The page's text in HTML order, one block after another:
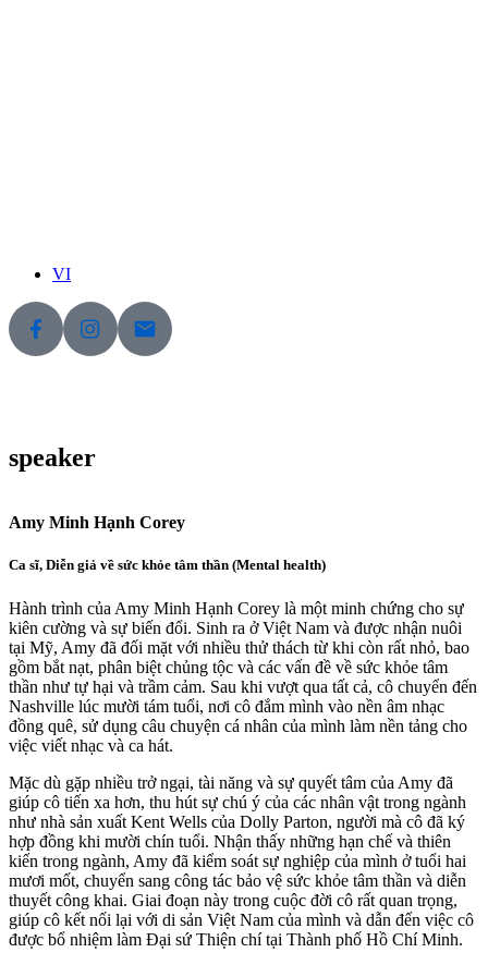
VI
speaker
Amy Minh Hạnh Corey
Ca sĩ, Diễn giả về sức khỏe tâm thần (Mental health)
Hành trình của Amy Minh Hạnh Corey là một minh chứng cho sự
kiên cường và sự biến đổi. Sinh ra ở Việt Nam và được nhận nuôi
tại Mỹ, Amy đã đối mặt với nhiều thử thách từ khi còn rất nhỏ, bao
gồm bắt nạt, phân biệt chủng tộc và các vấn đề về sức khỏe tâm
thần như tự hại và trầm cảm. Sau khi vượt qua tất cả, cô chuyển đến
Nashville lúc mười tám tuổi, nơi cô đắm mình vào nền âm nhạc
đồng quê, sử dụng câu chuyện cá nhân của mình làm nền tảng cho
việc viết nhạc và ca hát.
Mặc dù gặp nhiều trở ngại, tài năng và sự quyết tâm của Amy đã
giúp cô tiến xa hơn, thu hút sự chú ý của các nhân vật trong ngành
như nhà sản xuất Kent Wells của Dolly Parton, người mà cô đã ký
hợp đồng khi mười chín tuổi. Nhận thấy những hạn chế và thiên
kiến trong ngành, Amy đã kiểm soát sự nghiệp của mình ở tuổi hai
mươi mốt, chuyển sang công tác bảo vệ sức khỏe tâm thần và diễn
thuyết công khai. Giai đoạn này trong cuộc đời cô rất quan trọng,
giúp cô kết nối lại với di sản Việt Nam của mình và dẫn đến việc cô
được bổ nhiệm làm Đại sứ Thiện chí tại Thành phố Hồ Chí Minh.